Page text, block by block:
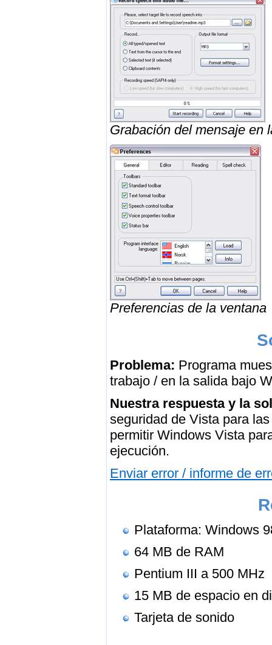
Grabación del mensaje en
Preferencias de la ventana
Problema: Programa
trabajo / en la salida bajo
Nuestra respuesta y la
seguridad de Vista para
permitir Windows Vista
ejecución.
Enviar error / informe de
Plataforma: Windows
64 MB de RAM
Pentium III a 500 MHz
15 MB de espacio en
Tarjeta de sonido